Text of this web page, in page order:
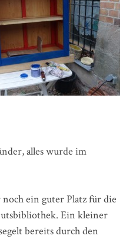
alles wurde im
ein guter Platz für die
Ein kleiner
bereits durch den